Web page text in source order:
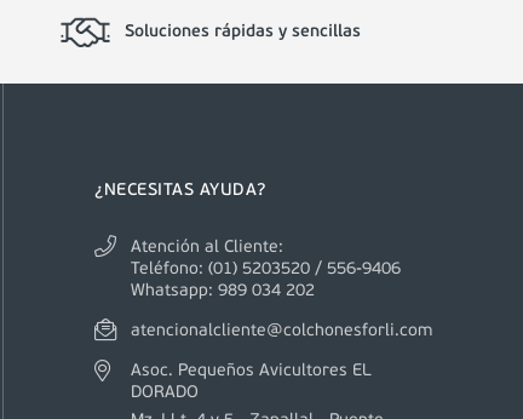
Soluciones rápidas y sencillas
¿NECESITAS AYUDA?
Atención al Cliente:
Teléfono: (01) 5203520 / 556-9406
Whatsapp: 989 034 202
atencionalcliente@colchonesforli.com
Asoc. Pequeños Avicultores EL
DORADO